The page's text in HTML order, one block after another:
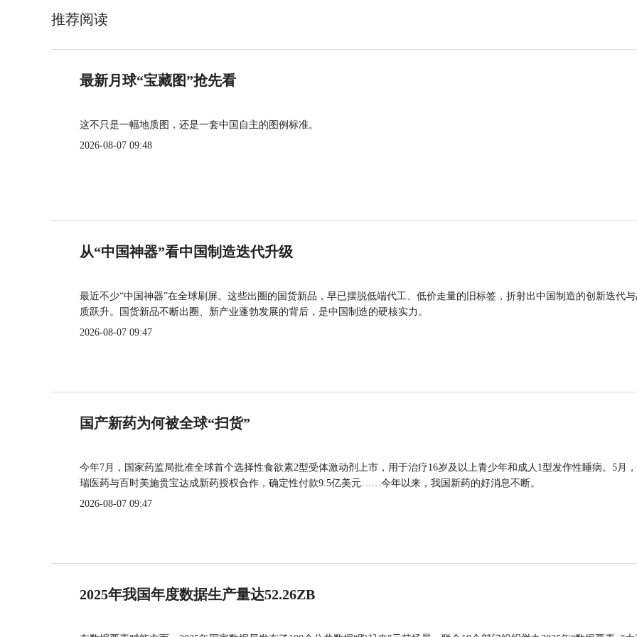
推荐阅读
最新月球“宝藏图”抢先看
这不只是一幅地质图，还是一套中国自主的图例标准。
2026-08-07 09:48
从“中国神器”看中国制造迭代升级
最近不少“中国神器”在全球刷屏。这些出圈的国货新品，早已摆脱低端代工、低价走量的旧标签，折射出中国制造的创新迭代
质跃升。国货新品不断出圈、新产业蓬勃发展的背后，是中国制造的硬核实力。
2026-08-07 09:47
国产新药为何被全球“扫货”
今年7月，国家药监局批准全球首个选择性食欲素2型受体激动剂上市，用于治疗16岁及以上青少年和成人1型发作性睡病。5月
瑞医药与百时美施贵宝达成新药授权合作，确定性付款9.5亿美元……今年以来，我国新药的好消息不断。
2026-08-07 09:47
2025年我国年度数据生产量达52.26ZB